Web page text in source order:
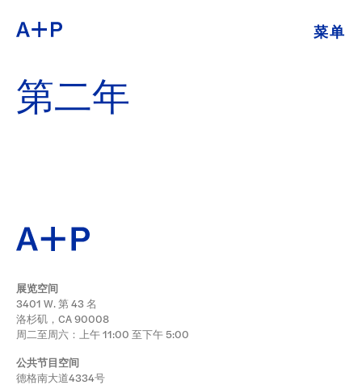
菜单
教育
公共项目
档案
捐
ESPAÑOL
日本語
第二年
展览空间
3401 W. 第 43 名
洛杉矶，CA 90008
周二至周六：上午 11:00 至下午 5:00
公共节目空间
德格南大道4334号